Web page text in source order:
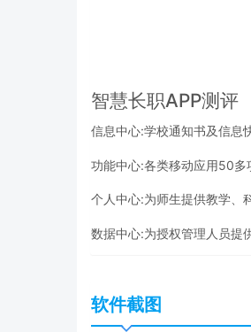
智慧长职APP测评
信息中心:学校通知书及信息
功能中心:各类移动应用50
个人中心:为师生提供教学、
数据中心:为授权管理人员提
软件截图